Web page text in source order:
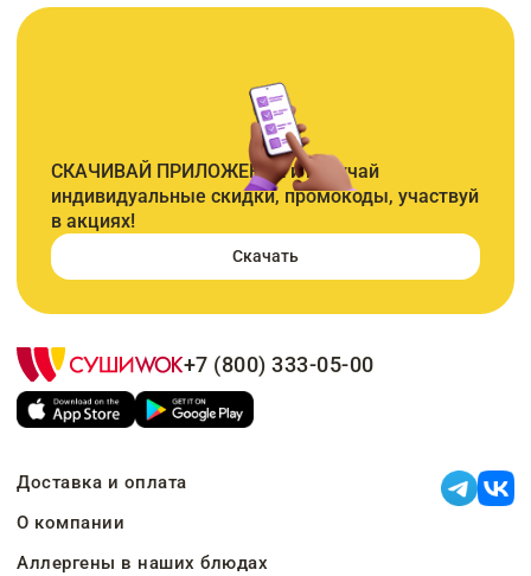
СКАЧИВАЙ ПРИЛОЖЕНИЕ и получай
индивидуальные скидки, промокоды, участвуй
в акциях!
Скачать
+7 (800) 333-05-00
Доставка и оплата
О компании
Аллергены в наших блюдах